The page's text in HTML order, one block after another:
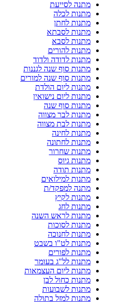
מתנה לסייעת
מתנות לכלה
מתנות לחתן
מתנות לסבתא
מתנות לסבא
מתנות להורים
מתנות לדודה ולדוד
מתנות סוף שנה לגננות
מתנות סוף שנה למורים
מתנות ליום הולדת
מתנות ליום נישואין
מתנות סוף שנה
מתנות לבר מצווה
מתנות לבת מצווה
מתנות לחינה
מתנות לחתונה
מתנות שחרור
מתנות גיוס
מתנות תודה
מתנות למילואים
מתנה למפקד/ת
מתנות לקיץ
מתנות לחג
מתנות לראש השנה
מתנות לסוכות
מתנות לחנוכה
מתנות לט"ו בשבט
מתנות לפורים
מתנות לל"ג בעומר
מתנות ליום העצמאות
מתנות כחול לבן
מתנות לשבועות
מתנות למזל בתולה